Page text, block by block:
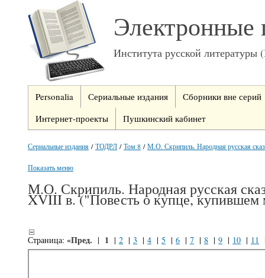
Электронные
Института русской
Personalia Сериальные издания
Сборники вне серий
Интернет-проекты
Пушкинский кабинет
Сериальные издания /ТОДРЛ /Том 8 /М.О. Скрипиль. Народная русская
Показать меню
М.О. Скрипиль. Народная русская
XVIII в. ("Повесть о купце, купившем
Страница: «Пред. | 1 | 2 | 3 | 4 | 5 | 6 | 7 | 8 | 9 | 10 | 11